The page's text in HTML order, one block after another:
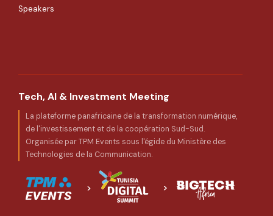
Speakers
Tech, AI & Investment Meeting
La plateforme panafricaine de la transformation numérique,
de l'investissement et de la coopération Sud-Sud.
Organisée par TPM Events sous l'égide du Ministère des
Technologies de la Communication.